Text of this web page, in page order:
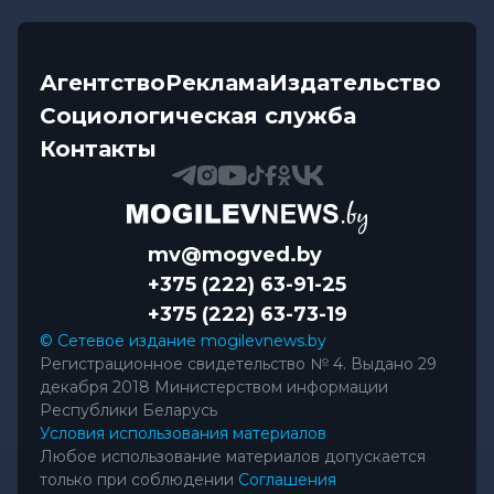
АгентствоРекламаИздательство
Социологическая служба
Контакты
mv@mogved.by
+375 (222) 63-91-25
+375 (222) 63-73-19
© Сетевое издание mogilevnews.by
Регистрационное свидетельство № 4. Выдано 29
декабря 2018 Министерством информации
Республики Беларусь
Условия использования материалов
Любое использование материалов допускается
только при соблюдении Соглашения